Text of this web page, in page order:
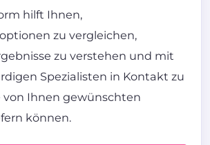
hilft Ihnen,
zu vergleichen,
zu verstehen und mit
Spezialisten in Kontakt zu
von Ihnen gewünschten
können.